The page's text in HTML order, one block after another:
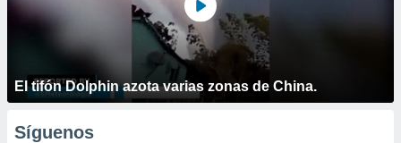
El tifón Dolphin azota varias zonas de China.
Síguenos